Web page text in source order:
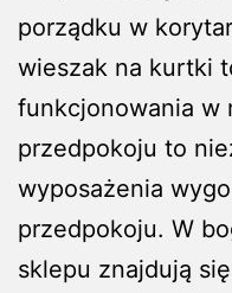
porządku w
wieszak na kurtki
funkcjonowania w
przedpokoju to
wyposażenia
przedpokoju. W
sklepu znajdują